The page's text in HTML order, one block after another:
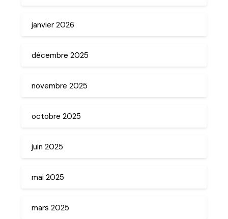
janvier 2026
décembre 2025
novembre 2025
octobre 2025
juin 2025
mai 2025
mars 2025